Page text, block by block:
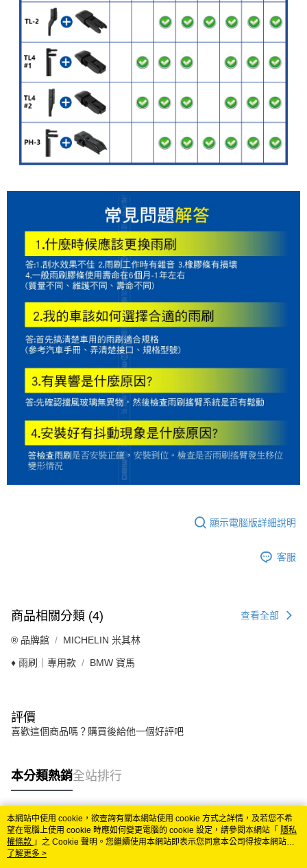
顯示電腦版詳細說明
客服
商品相關分類 (4) 查看全部
®️ 品牌館 MICHELIN 米其林
♦️ 雨刷｜專用款 BMW 寶馬
評價
喜歡這個商品嗎？購買後給他一個好評吧
本分類熱銷全站排行
熱門標籤
本網站中使用 cookie，欲查詢有關本網站使用 cookie 方式之詳情，及若您不希
望在電腦上使用 cookie 時應如何變更電腦的 cookie 設定，請參閱本網站「 隱私
權條款 」之 Cookie 聲明。您繼續使用本網站即表示您同意本公司得按本網站使
用條款之 Cookie 聲明使用 cookie。
了解更多 >